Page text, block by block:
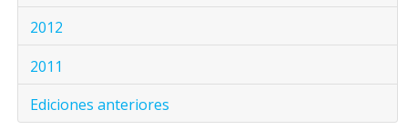
2012
2011
Ediciones anteriores